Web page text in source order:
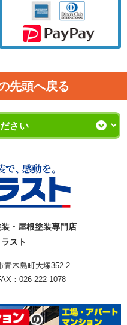
先頭へ戻る
・屋根塗装専門店
スト
青木島町大塚352-2
：026-222-1078